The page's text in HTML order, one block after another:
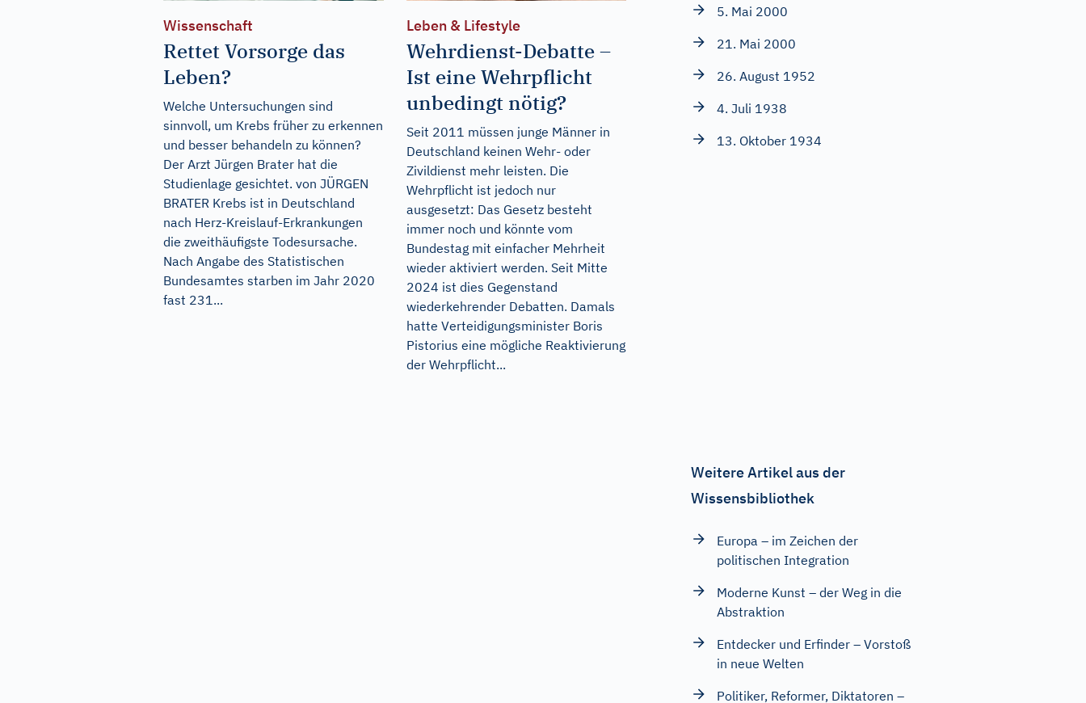
Wissenschaft
Rettet Vorsorge das
Leben?
Welche Untersuchungen sind
sinnvoll, um Krebs früher zu erkennen
und besser behandeln zu können?
Der Arzt Jürgen Brater hat die
Studienlage gesichtet. von JÜRGEN
BRATER Krebs ist in Deutschland
nach Herz-Kreislauf-Erkrankungen
die zweithäufigste Todesursache.
Nach Angabe des Statistischen
Bundesamtes starben im Jahr 2020
fast 231...
Leben & Lifestyle
Wehrdienst-Debatte –
Ist eine Wehrpflicht
unbedingt nötig?
Seit 2011 müssen junge Männer in
Deutschland keinen Wehr- oder
Zivildienst mehr leisten. Die
Wehrpflicht ist jedoch nur
ausgesetzt: Das Gesetz besteht
immer noch und könnte vom
Bundestag mit einfacher Mehrheit
wieder aktiviert werden. Seit Mitte
2024 ist dies Gegenstand
wiederkehrender Debatten. Damals
hatte Verteidigungsminister Boris
Pistorius eine mögliche Reaktivierung
der Wehrpflicht...
5. Mai 2000
21. Mai 2000
26. August 1952
4. Juli 1938
13. Oktober 1934
Weitere Artikel aus der
Wissensbibliothek
Europa – im Zeichen der
politischen Integration
Moderne Kunst – der Weg in die
Abstraktion
Entdecker und Erfinder – Vorstoß
in neue Welten
Politiker, Reformer, Diktatoren –